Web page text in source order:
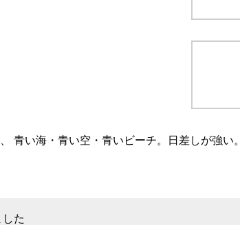
青い海・青い空・青いビーチ。日差しが強い。
た